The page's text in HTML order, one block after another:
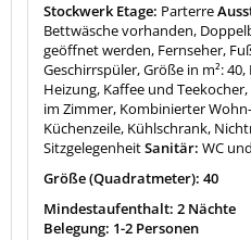
Stockwerk Etage: Parterre
Bettwäsche vorhanden,
geöffnet werden, Fernseher,
Geschirrspüler, Größe in m²:
Heizung, Kaffee und
im Zimmer, Kombinierter
Küchenzeile, Kühlschrank,
SitzgelegenheitSanitär: WC
Größe (Quadratmeter): 40
Mindestaufenthalt: 2 Nächte
Belegung: 1-2 Personen